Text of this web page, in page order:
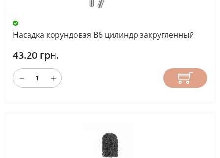
Насадка корундовая B6 цилиндр закругленный
43.20 грн.